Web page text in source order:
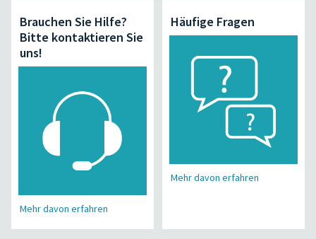
Brauchen Sie Hilfe?
Bitte kontaktieren Sie
uns!
Mehr davon erfahren
Häufige Fragen
Mehr davon erfahren